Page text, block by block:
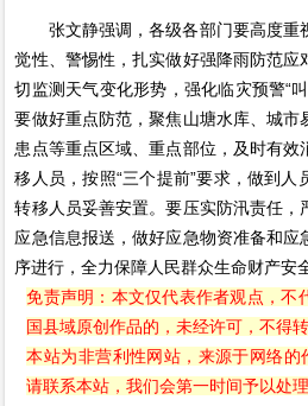
张文静强调，各级各部门要高度重
觉性、警惕性，扎实做好强降雨防范应
切监测天气变化形势，强化临灾预警“
要做好重点防范，聚焦山塘水库、城市
患点等重点区域、重点部位，及时有
移人员，按照“三个提前”要求，做到
转移人员妥善安置。要压实防汛责任，
应急信息报送，做好应急物资准备和
序进行，全力保障人民群众生命财产安
免责声明：本文仅代表作者观点，不
国县域原创作品的，未经许可，不得转
本站为非营利性网站，来源于网络的
请联系本站，我们会第一时间予以处理